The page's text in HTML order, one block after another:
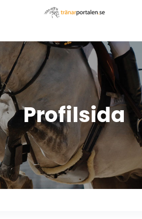
Instrumentbräda